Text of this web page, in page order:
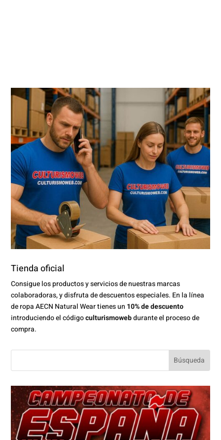
Tienda oficial
Consigue los productos y servicios de nuestras marcas
colaboradoras, y disfruta de descuentos especiales. En la línea
de ropa AECN Natural Wear tienes un 10% de descuento
introduciendo el códigoculturismowebdurante el proceso de
compra.